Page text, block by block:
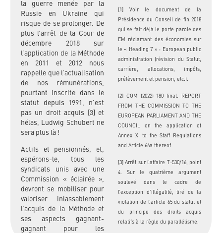
la guerre menée par la
Russie en Ukraine qui
risque de se prolonger. De
plus l’arrêt de la Cour de
décembre 2018 sur
l’application de la Méthode
en 2011 et 2012 nous
rappelle que l’actualisation
de nos rémunérations,
pourtant inscrite dans le
statut depuis 1991, n’est
pas un droit acquis [3] et
hélas, Ludwig Schubert ne
sera plus là !
Actifs et pensionnés, et,
espérons-le, tous les
syndicats unis avec une
Commission « éclairée »,
devront se mobiliser pour
valoriser inlassablement
l’acquis de la Méthode et
ses aspects gagnant-
gagnant pour les
[1] Voir le document de la
Présidence du Conseil de fin 2018
qui se fait déjà le porte-parole des
EM réclamant des économies sur
le « Heading 7 » : European public
administration (révision du Statut,
carrière, allocations, impôts,
prélèvement et pension, etc.).
[2] COM (2022) 180 final. REPORT
FROM THE COMMISSION TO THE
EUROPEAN PARLIAMENT AND THE
COUNCIL on the application of
Annex XI to the Staff Regulations
and Article 66a thereof
[3] Arrêt sur l’affaire T-530/16, point
4. Sur le quatrième argument
soulevé dans le cadre de
l’exception d’illégalité, tiré de la
violation de l’article 65 du statut et
du principe des droits acquis
relatifs à la règle du parallélisme.